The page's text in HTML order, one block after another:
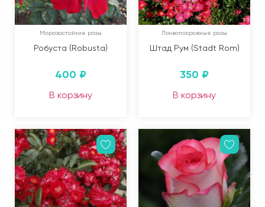
Морозостойкие розы
Робуста (Robusta)
400 ₽
В корзину
Почвопокровные розы
Штад Рум (Stadt Rom)
350 ₽
В корзину